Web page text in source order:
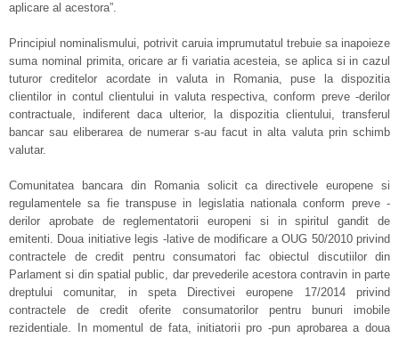
aplicare al acestora”.
Principiul nominalismului, potrivit caruia imprumutatul trebuie sa inapoieze
suma nominal primita, oricare ar fi variatia acesteia, se aplica si in cazul
tuturor creditelor acordate in valuta in Romania, puse la dispozitia
clientilor in contul clientului in valuta respectiva, conform preve -derilor
contractuale, indiferent daca ulterior, la dispozitia clientului, transferul
bancar sau eliberarea de numerar s-au facut in alta valuta prin schimb
valutar.
Comunitatea bancara din Romania solicit ca directivele europene si
regulamentele sa fie transpuse in legislatia nationala conform preve -
derilor aprobate de reglementatorii europeni si in spiritul gandit de
emitenti. Doua initiative legis -lative de modificare a OUG 50/2010 privind
contractele de credit pentru consumatori fac obiectul discutiilor din
Parlament si din spatial public, dar prevederile acestora contravin in parte
dreptului comunitar, in speta Directivei europene 17/2014 privind
contractele de credit oferite consumatorilor pentru bunuri imobile
rezidentiale. In momentul de fata, initiatorii pro -pun aprobarea a doua